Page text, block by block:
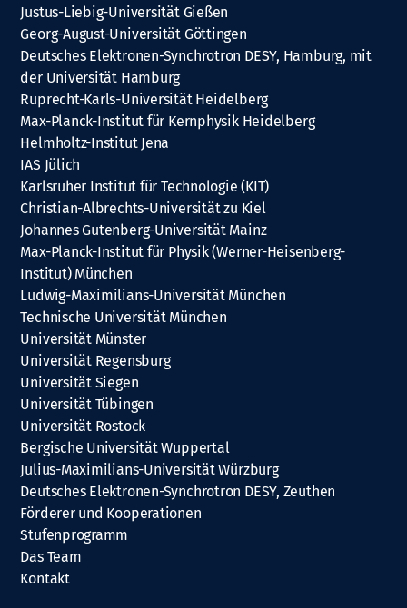
Justus-Liebig-Universität Gießen
Georg-August-Universität Göttingen
Deutsches Elektronen-Synchrotron DESY, Hamburg, mit
der Universität Hamburg
Ruprecht-Karls-Universität Heidelberg
Max-Planck-Institut für Kernphysik Heidelberg
Helmholtz-Institut Jena
IAS Jülich
Karlsruher Institut für Technologie (KIT)
Christian-Albrechts-Universität zu Kiel
Johannes Gutenberg-Universität Mainz
Max-Planck-Institut für Physik (Werner-Heisenberg-
Institut) München
Ludwig-Maximilians-Universität München
Technische Universität München
Universität Münster
Universität Regensburg
Universität Siegen
Universität Tübingen
Universität Rostock
Bergische Universität Wuppertal
Julius-Maximilians-Universität Würzburg
Deutsches Elektronen-Synchrotron DESY, Zeuthen
Förderer und Kooperationen
Stufenprogramm
Das Team
Kontakt